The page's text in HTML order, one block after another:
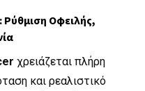
Οφειλής,
χρειάζεται πλήρη
και ρεαλιστικό